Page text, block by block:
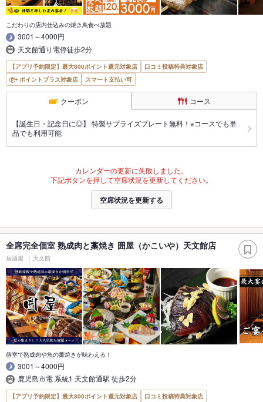
こだわりの店内仕込みの焼き鳥食べ放題
3001～4000円
天文館通り電停徒歩2分
【アプリ予約限定】最大800ポイント還元対象店
口コミ投稿特典対象店
ポイントプラス対象店
スマート支払い可
クーポン コース
【誕生日・記念日に◎】 特製サプライズプレート無料！※コースでも単
品でも利用可能
カレンダーの更新に失敗しました。
下記ボタンを押して空席状況を更新してください。
空席状況を更新する
全席完全個室 熟成肉と藁焼き 囲屋（かこいや）天文館店
居酒屋 天文館
個室で熟成肉や魚の藁焼きが味わえる！
3001～4000円
鹿児島市電 系統1 天文館通駅 徒歩2分
【アプリ予約限定】最大800ポイント還元対象店 口コミ投稿特典対象店